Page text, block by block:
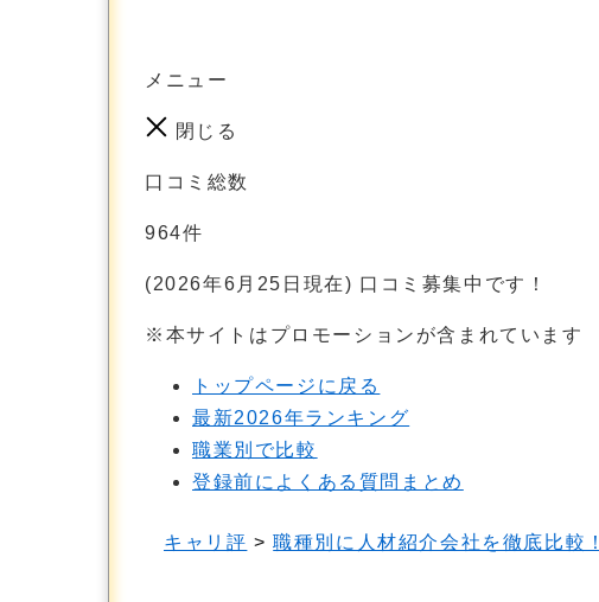
メニュー
閉じる
口コミ総数
964件
(2026年6月25日現在) 口コミ募集中です！
※本サイトはプロモーションが含まれています
トップページに戻る
最新2026年ランキング
職業別で比較
登録前によくある質問まとめ
キャリ評 >職種別に人材紹介会社を徹底比較！